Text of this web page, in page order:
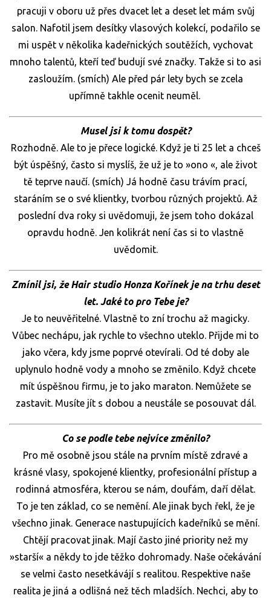
pracuji v oboru už přes dvacet let a deset let mám svůj
salon. Nafotil jsem desítky vlasových kolekcí, podařilo se
mi uspět v několika kadeřnických soutěžích, vychovat
mnoho talentů, kteří teď budují své značky. Takže si to asi
zasloužím. (smích) Ale před pár lety bych se zcela
upřímně takhle ocenit neuměl.
Musel jsi k tomu dospět?
Rozhodně. Ale to je přece logické. Když je ti 25 let a chceš
být úspěšný, často si myslíš, že už je to »ono «, ale život
tě teprve naučí. (smích) Já hodně času trávím prací,
staráním se o své klientky, tvorbou různých projektů. Až
poslední dva roky si uvědomuji, že jsem toho dokázal
opravdu hodně. Jen kolikrát není čas si to vlastně
uvědomit.
Zmínil jsi, že Hair studio Honza Kořínek je na trhu deset
let. Jaké to pro Tebe je?
Je to neuvěřitelné. Vlastně to zní trochu až magicky.
Vůbec nechápu, jak rychle to všechno uteklo. Přijde mi to
jako včera, kdy jsme poprvé otevírali. Od té doby ale
uplynulo hodně vody a mnoho se změnilo. Když chcete
mít úspěšnou firmu, je to jako maraton. Nemůžete se
zastavit. Musíte jít s dobou a neustále se posouvat dál.
Co se podle tebe nejvíce změnilo?
Pro mě osobně jsou stále na prvním místě zdravé a
krásné vlasy, spokojené klientky, profesionální přístup a
rodinná atmosféra, kterou se nám, doufám, daří dělat.
To je ten základ, co se nemění. Ale jinak bych řekl, že je
všechno jinak. Generace nastupujících kadeřníků se mění.
Chtějí pracovat jinak. Mají často jiné priority než my
»starší« a někdy to jde těžko dohromady. Naše očekávání
se velmi často nesetkávájí s realitou. Respektive naše
realita je jiná a odlišná než těch mladších. Nechci, aby to